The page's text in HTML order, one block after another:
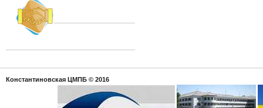
Константиновская ЦМПБ © 2016